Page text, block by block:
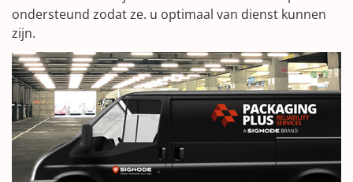
)
ondersteund zodat ze. u optimaal van dienst kunnen
zijn.